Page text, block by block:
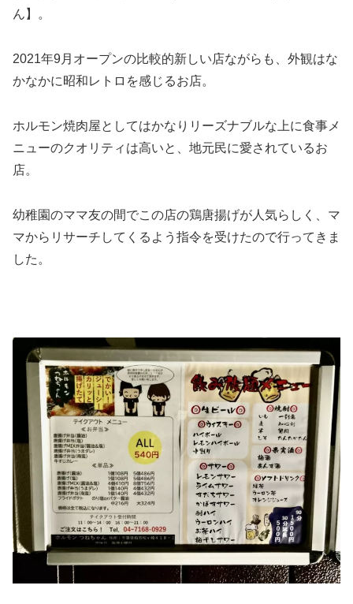
ん】。
2021年9月オープンの比較的新しい店ながらも、外観はな
かなかに昭和レトロを感じるお店。
ホルモン焼肉屋としてはかなりリーズナブルな上に食事メ
ニューのクオリティは高いと、地元民に愛されているお
店。
幼稚園のママ友の間でこの店の鶏唐揚げが人気らしく、マ
マからリサーチしてくるよう指令を受けたので行ってきま
した。